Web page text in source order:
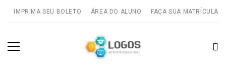
IMPRIMA SEU BOLETO ÁREA DO ALUNO FAÇA SUA MATRÍCULA